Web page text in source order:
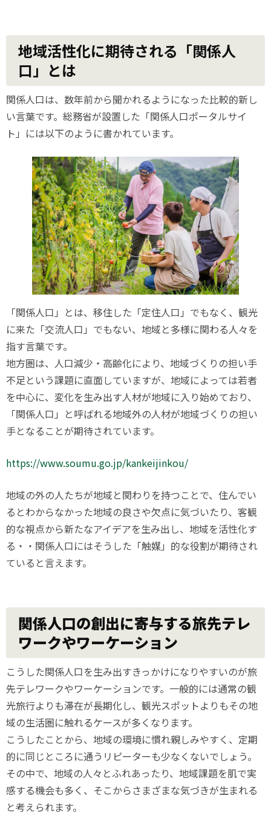
地域活性化に期待される「関係人
口」とは
関係人口は、数年前から聞かれるようになった比較的新し
い言葉です。総務省が設置した「関係人口ポータルサイ
ト」には以下のように書かれています。
「関係人口」とは、移住した「定住人口」でもなく、観光
に来た「交流人口」でもない、地域と多様に関わる人々を
指す言葉です。
地方圏は、人口減少・高齢化により、地域づくりの担い手
不足という課題に直面していますが、地域によっては若者
を中心に、変化を生み出す人材が地域に入り始めており、
「関係人口」と呼ばれる地域外の人材が地域づくりの担い
手となることが期待されています。
https://www.soumu.go.jp/kankeijinkou/
地域の外の人たちが地域と関わりを持つことで、住んでい
るとわからなかった地域の良さや欠点に気づいたり、客観
的な視点から新たなアイデアを生み出し、地域を活性化す
る・・関係人口にはそうした「触媒」的な役割が期待され
ていると言えます。
関係人口の創出に寄与する旅先テレ
ワークやワーケーション
こうした関係人口を生み出すきっかけになりやすいのが旅
先テレワークやワーケーションです。一般的には通常の観
光旅行よりも滞在が長期化し、観光スポットよりもその地
域の生活圏に触れるケースが多くなります。
こうしたことから、地域の環境に慣れ親しみやすく、定期
的に同じところに通うリピーターも少なくないでしょう。
その中で、地域の人々とふれあったり、地域課題を肌で実
感する機会も多く、そこからさまざまな気づきが生まれる
と考えられます。